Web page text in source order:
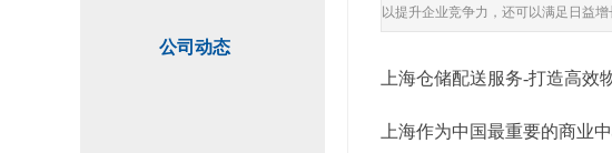
公司动态
以提升企业竞争力，还可以满足日益增
上海仓储配送服务-打造高效
上海作为中国最重要的商业